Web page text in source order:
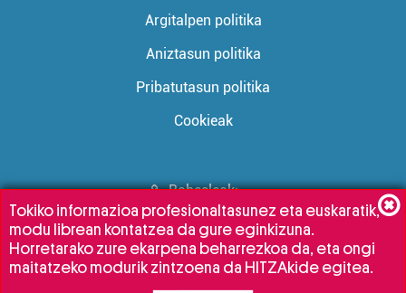
Argitalpen politika
Aniztasun politika
Pribatutasun politika
Cookieak
Babesleak:
Tokiko informazioa profesionaltasunez eta euskaratik,
modu librean kontatzea da gure eginkizuna.
Horretarako zure ekarpena beharrezkoa da, eta ongi
maitatzeko modurik zintzoena da HITZAkide egitea.